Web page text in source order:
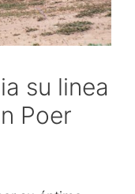
su linea
Poer